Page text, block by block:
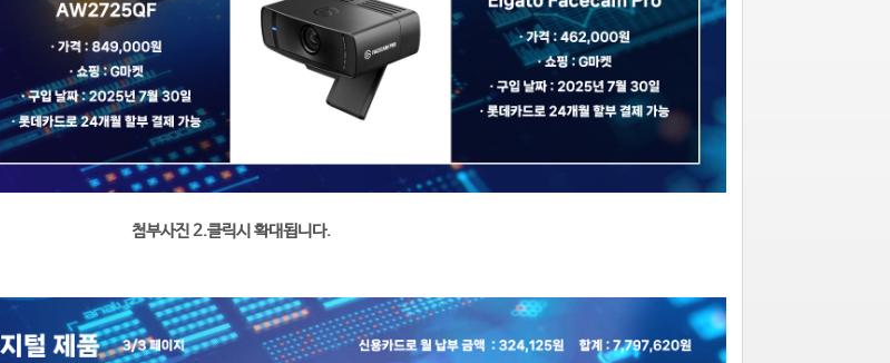
첨부사진 2.클릭시 확대됩니다.